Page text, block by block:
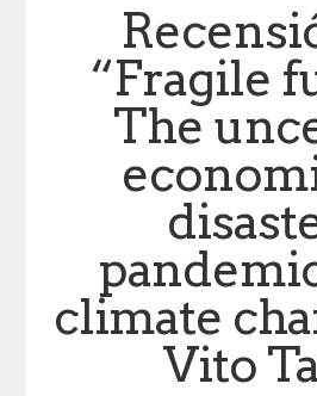
“Fragile
The
climate
Vito